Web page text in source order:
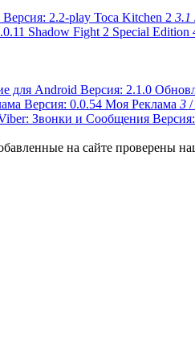
Toca Kitchen 2 3.1
Shadow Fight 2 Special Edition
Моя Реклама 3 /
на сайте проверены